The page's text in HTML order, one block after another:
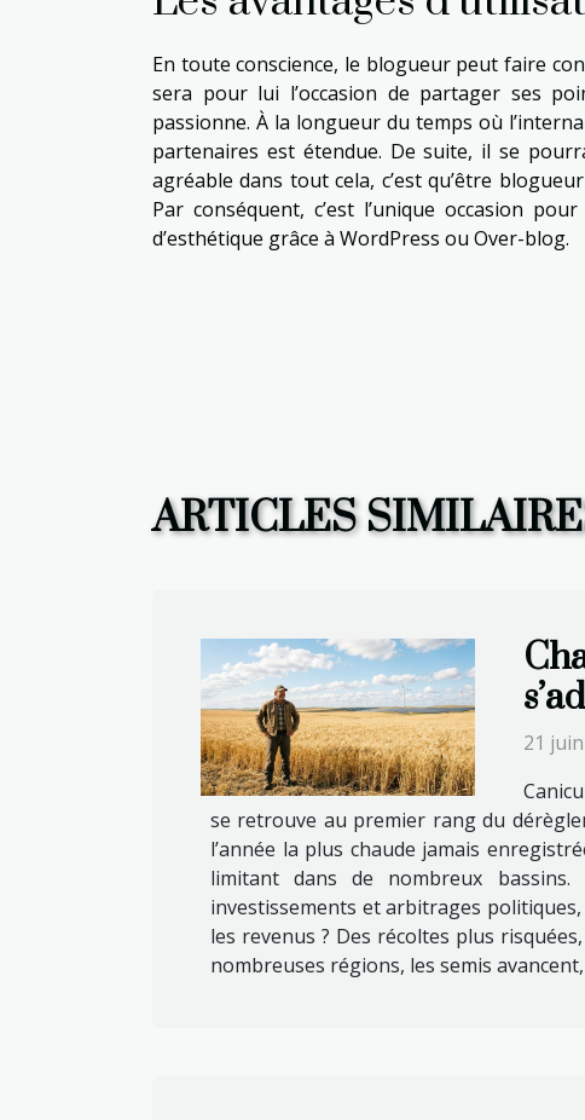
En toute conscience, le blogueur peut faire
sera pour lui l’occasion de partager ses
passionne. À la longueur du temps où
partenaires est étendue. De suite, il se
agréable dans tout cela, c’est qu’être
Par conséquent, c’est l’unique occasion
d’esthétique grâce à WordPress ou Over-blog.
ARTICLES
21
se retrouve au premier rang du
l’année la plus chaude jamais
limitant dans de nombreux bassins.
investissements et arbitrages
les revenus ? Des récoltes plus
nombreuses régions, les semis avancent,